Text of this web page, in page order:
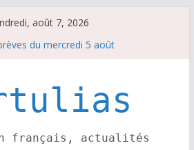
août 7, 2026
du mercredi 5 août
2026 – novilleros –
du jeudi 6 août
français, actualités